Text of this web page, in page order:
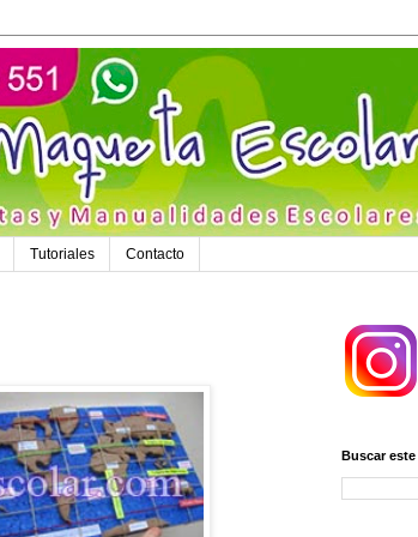
Tutoriales Contacto
Buscar